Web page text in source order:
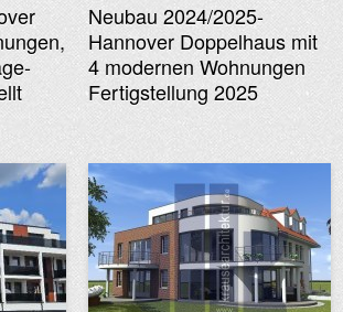
Neubau 2024/2025-
Hannover Doppelhaus mit
4 modernen Wohnungen
Fertigstellung 2025